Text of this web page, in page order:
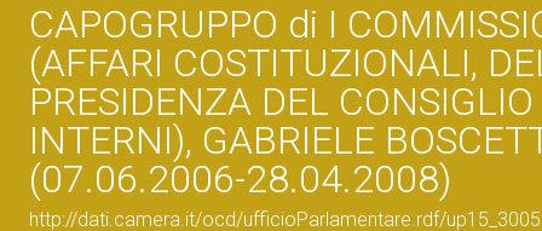
CAPOGRUPPO di I
(AFFARI COSTITUZIONALI,
PRESIDENZA DEL CONSIGLIO
INTERNI), GABRIELE
(07.06.2006-28.04.2008)
http://dati.camera.it/ocd/ufficioParlamentare.rdf/